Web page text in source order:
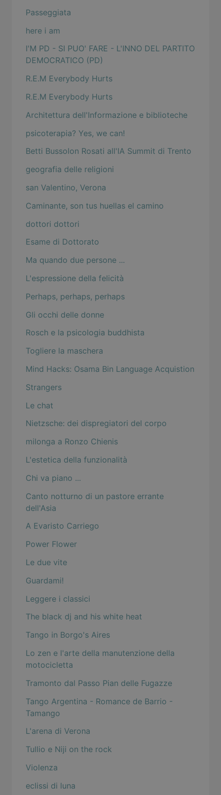
Passeggiata
here i am
I'M PD - SI PUO' FARE - L'INNO DEL PARTITO
DEMOCRATICO (PD)
R.E.M Everybody Hurts
R.E.M Everybody Hurts
Architettura dell'Informazione e biblioteche
psicoterapia? Yes, we can!
Betti Bussolon Rosati all'IA Summit di Trento
geografia delle religioni
san Valentino, Verona
Caminante, son tus huellas el camino
dottori dottori
Esame di Dottorato
Ma quando due persone ...
L'espressione della felicità
Perhaps, perhaps, perhaps
Gli occhi delle donne
Rosch e la psicologia buddhista
Togliere la maschera
Mind Hacks: Osama Bin Language Acquistion
Strangers
Le chat
Nietzsche: dei dispregiatori del corpo
milonga a Ronzo Chienis
L'estetica della funzionalità
Chi va piano ...
Canto notturno di un pastore errante
dell'Asia
A Evaristo Carriego
Power Flower
Le due vite
Guardami!
Leggere i classici
The black dj and his white heat
Tango in Borgo's Aires
Lo zen e l'arte della manutenzione della
motocicletta
Tramonto dal Passo Pian delle Fugazze
Tango Argentina - Romance de Barrio -
Tamango
L'arena di Verona
Tullio e Niji on the rock
Violenza
eclissi di luna